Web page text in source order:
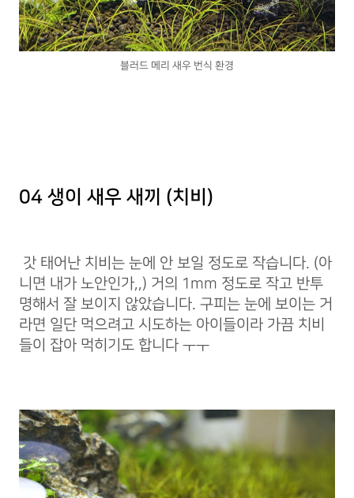
블러드 메리 새우 번식 환경
04 생이 새우 새끼 (치비)
갓 태어난 치비는 눈에 안 보일 정도로 작습니다. (아
니면 내가 노안인가,,) 거의 1mm 정도로 작고 반투
명해서 잘 보이지 않았습니다. 구피는 눈에 보이는 거
라면 일단 먹으려고 시도하는 아이들이라 가끔 치비
들이 잡아 먹히기도 합니다 ㅜㅜ